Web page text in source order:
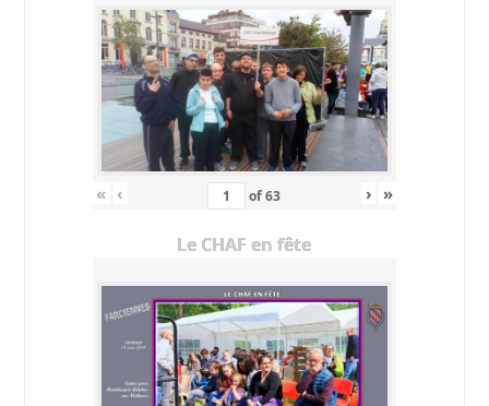
« ‹ of63 › »
Le CHAF en fête